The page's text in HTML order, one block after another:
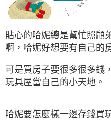
貼心的哈妮總是幫忙照顧
啊，哈妮好想要有自己的
可是買房子要很多很多錢
玩具屋當自己的小天地。
哈妮要怎麼樣一邊存錢買